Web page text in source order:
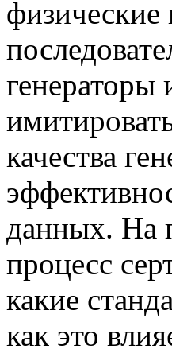
физические
генераторы
качества
данных. На
процесс
какие
как это